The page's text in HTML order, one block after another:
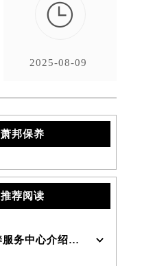

2025-08-09
萧邦保养
推荐阅读
萧邦维修保养服务中心介绍 | Chopard